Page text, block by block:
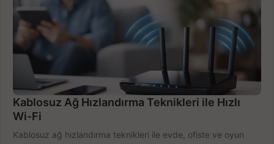
Kablosuz Ağ Hızlandırma Teknikleri ile Hızlı
Wi-Fi
Kablosuz ağ hızlandırma teknikleri ile evde, ofiste ve oyun